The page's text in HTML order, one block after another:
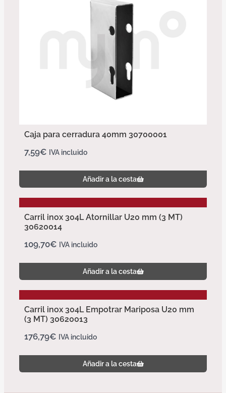
Caja para cerradura 40mm 30700001
7,59€ IVA incluido
Añadir a la cesta
Carril inox 304L Atornillar U20 mm (3 MT)
30620014
109,70€ IVA incluido
Añadir a la cesta
Carril inox 304L Empotrar Mariposa U20 mm
(3 MT) 30620013
176,79€ IVA incluido
Añadir a la cesta